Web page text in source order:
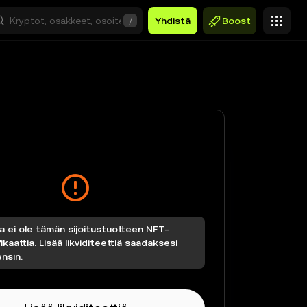
/ Yhdistä Boost
ei ole tämän sijoitustuotteen NFT-
Lisää likviditeettiä saadaksesi